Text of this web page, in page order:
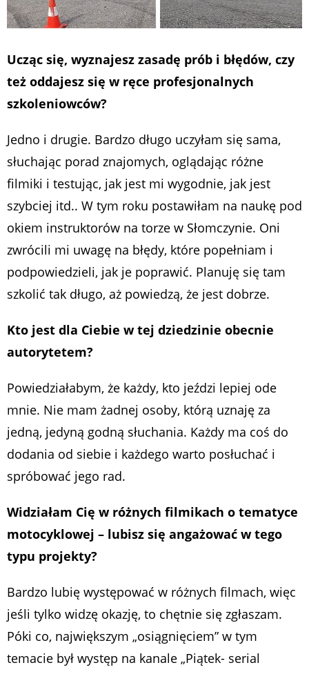
Ucząc się, wyznajesz zasadę prób i błędów, czy
też oddajesz się w ręce profesjonalnych
szkoleniowców?
Jedno i drugie. Bardzo długo uczyłam się sama,
słuchając porad znajomych, oglądając różne
filmiki i testując, jak jest mi wygodnie, jak jest
szybciej itd.. W tym roku postawiłam na naukę pod
okiem instruktorów na torze w Słomczynie. Oni
zwrócili mi uwagę na błędy, które popełniam i
podpowiedzieli, jak je poprawić. Planuję się tam
szkolić tak długo, aż powiedzą, że jest dobrze.
Kto jest dla Ciebie w tej dziedzinie obecnie
autorytetem?
Powiedziałabym, że każdy, kto jeździ lepiej ode
mnie. Nie mam żadnej osoby, którą uznaję za
jedną, jedyną godną słuchania. Każdy ma coś do
dodania od siebie i każdego warto posłuchać i
spróbować jego rad.
Widziałam Cię w różnych filmikach o tematyce
motocyklowej – lubisz się angażować w tego
typu projekty?
Bardzo lubię występować w różnych filmach, więc
jeśli tylko widzę okazję, to chętnie się zgłaszam.
Póki co, największym „osiągnięciem” w tym
temacie był występ na kanale „Piątek- serial